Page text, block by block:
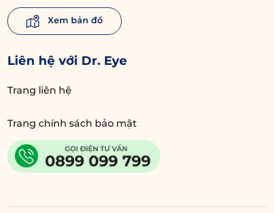
Xem bản đồ
Liên hệ với Dr. Eye
Trang liên hệ
Trang chính sách bảo mật